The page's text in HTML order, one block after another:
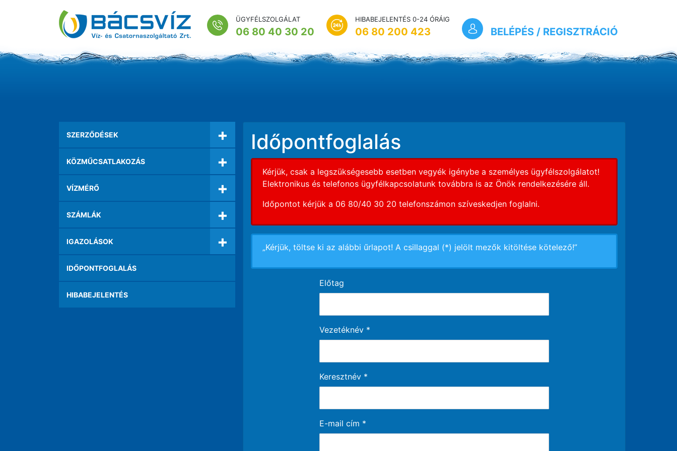
ÜGYFÉLSZOLGÁLAT
06 80 40 30 20
HIBABEJELENTÉS 0-24 ÓRÁIG
06 80 200 423 BELÉPÉS / REGISZTRÁCIÓ
SZERZŐDÉSEK +
KÖZMŰCSATLAKOZÁS +
VÍZMÉRŐ +
SZÁMLÁK +
IGAZOLÁSOK +
IDŐPONTFOGLALÁS
HIBABEJELENTÉS
Időpontfoglalás
Kérjük, csak a legszükségesebb esetben vegyék igénybe a személyes ügyfélszolgálatot!
Elektronikus és telefonos ügyfélkapcsolatunk továbbra is az Önök rendelkezésére áll.
Időpontot kérjük a 06 80/40 30 20 telefonszámon szíveskedjen foglalni.
„Kérjük, töltse ki az alábbi űrlapot! A csillaggal (*) jelölt mezők kitöltése kötelező!”
Előtag
Vezetéknév *
Keresztnév *
E-mail cím *